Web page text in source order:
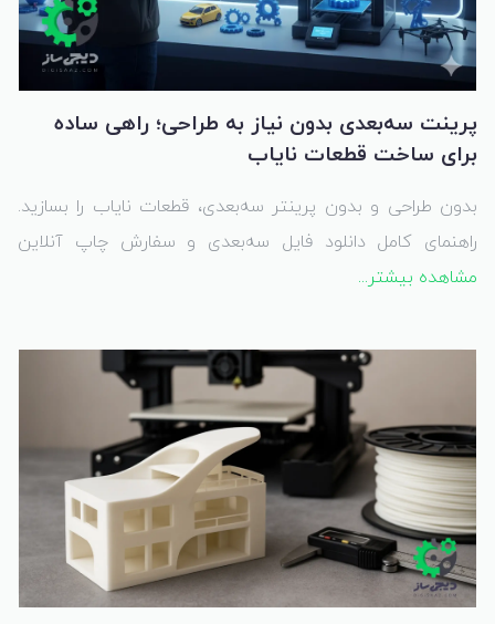
پرینت سه‌بعدی بدون نیاز به طراحی؛ راهی ساده
برای ساخت قطعات نایاب
بدون طراحی و بدون پرینتر سه‌بعدی، قطعات نایاب را بسازید.
راهنمای کامل دانلود فایل سه‌بعدی و سفارش چاپ آنلاین
قطعات کاربردی.
مشاهده بیشتر...